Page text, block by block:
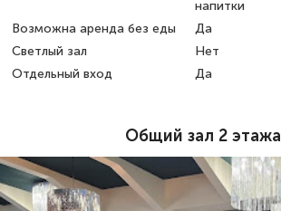
напитки
Возможна аренда без еды
Да
Светлый зал
Нет
Отдельный вход
Да
Общий зал 2 этажа